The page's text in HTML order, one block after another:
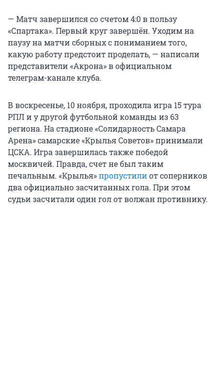
— Матч завершился со счетом 4:0 в пользу
«Спартака». Первый круг завершён. Уходим на
паузу на матчи сборных с пониманием того,
какую работу предстоит проделать, — написали
представители «Акрона» в официальном
телеграм-канале клуба.
В воскресенье, 10 ноября, проходила игра 15 тура
РПЛ и у другой футбольной команды из 63
региона. На стадионе «Солидарность Самара
Арена» самарские «Крылья Советов» принимали
ЦСКА. Игра завершилась также победой
москвичей. Правда, счет не был таким
печальным. «Крылья»пропустилиот соперников
два официально засчитанных гола. При этом
судьи засчитали один гол от волжан противнику.